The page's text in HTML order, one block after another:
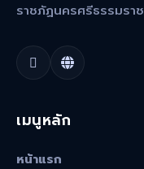
ราชภัฏนครศรีธรรมราช
เมนูหลัก
หน้าแรก